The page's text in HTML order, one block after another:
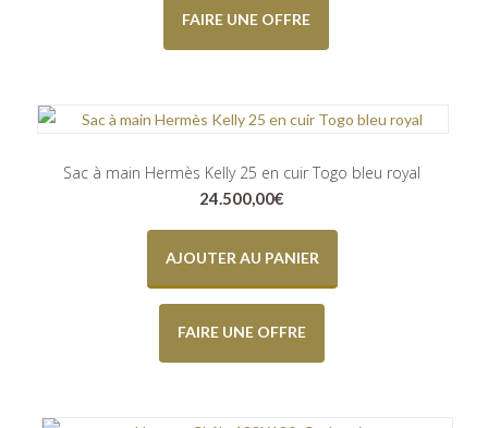
FAIRE UNE OFFRE
Sac à main Hermès Kelly 25 en cuir Togo bleu royal
24.500,00€
AJOUTER AU PANIER
FAIRE UNE OFFRE